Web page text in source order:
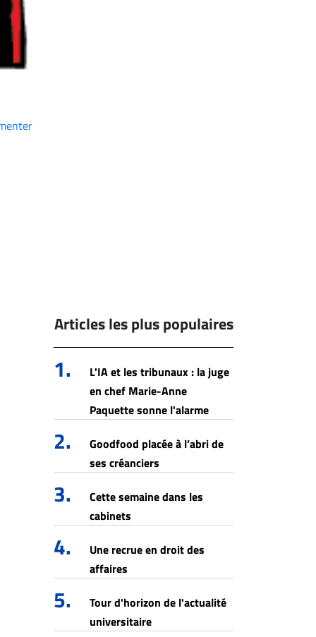
Articles les plus populaires
1.
L'IA et les tribunaux : la juge
en chef Marie-Anne
Paquette sonne l'alarme
2.
Goodfood placée à l’abri de
ses créanciers
3.
Cette semaine dans les
cabinets
4.
Une recrue en droit des
affaires
5.
Tour d'horizon de l'actualité
universitaire